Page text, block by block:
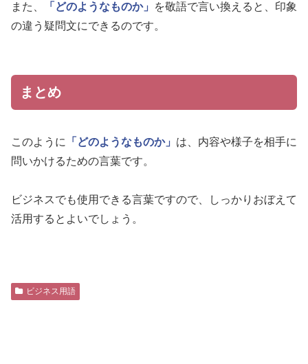
また、 「どのようなものか」
を敬語で言い換えると、印象
の違う疑問文にできるのです。
まとめ
このように 「どのようなものか」 は、内容や様子を相手に
問いかけるための言葉です。
ビジネスでも使用できる言葉ですので、しっかりおぼえて
活用するとよいでしょう。
ビジネス用語